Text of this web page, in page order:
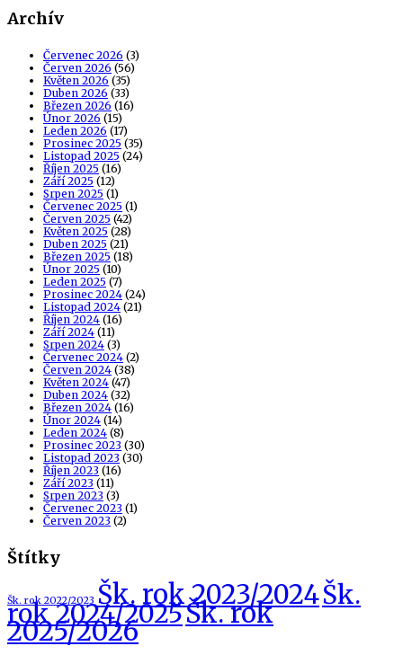
Archív
Červenec 2026 (3)
Červen 2026 (56)
Květen 2026 (35)
Duben 2026 (33)
Březen 2026 (16)
Únor 2026 (15)
Leden 2026 (17)
Prosinec 2025 (35)
Listopad 2025 (24)
Říjen 2025 (16)
Září 2025 (12)
Srpen 2025 (1)
Červenec 2025 (1)
Červen 2025 (42)
Květen 2025 (28)
Duben 2025 (21)
Březen 2025 (18)
Únor 2025 (10)
Leden 2025 (7)
Prosinec 2024 (24)
Listopad 2024 (21)
Říjen 2024 (16)
Září 2024 (11)
Srpen 2024 (3)
Červenec 2024 (2)
Červen 2024 (38)
Květen 2024 (47)
Duben 2024 (32)
Březen 2024 (16)
Únor 2024 (14)
Leden 2024 (8)
Prosinec 2023 (30)
Listopad 2023 (30)
Říjen 2023 (16)
Září 2023 (11)
Srpen 2023 (3)
Červenec 2023 (1)
Červen 2023 (2)
Štítky
Šk. rok 2022/2023 Šk. rok 2023/2024Šk.
rok 2024/2025Šk. rok
2025/2026